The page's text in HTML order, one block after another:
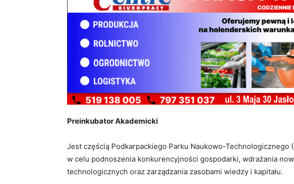
Preinkubator Akademicki
Jest częścią Podkarpackiego Parku Naukowo-Technologicznego
w celu podnoszenia konkurencyjności gospodarki, wdrażania
technologicznych oraz zarządzania zasobami wiedzy i kapitału.